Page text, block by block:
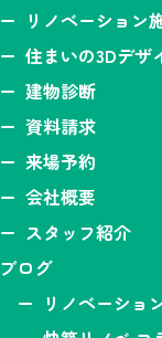
リノベーション
住まいの3Dデザ
建物診断
資料請求
来場予約
会社概要
スタッフ紹介
ブログ
リノベーショ